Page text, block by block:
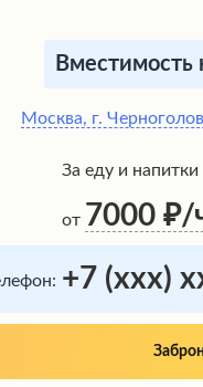
Вместимость
Москва, г.
За еду и напитки
от 7000 /
+7 (xxx)